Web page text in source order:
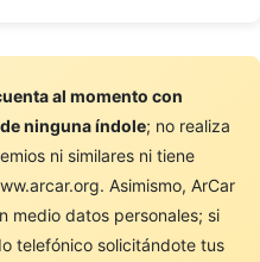
al momento con
ninguna índole; no realiza
ni similares ni tiene
Asimismo, ArCar
medio datos personales; si
telefónico solicitándote tus